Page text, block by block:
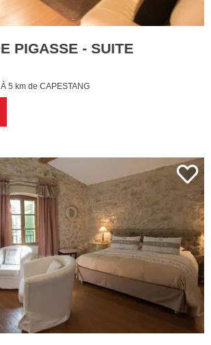
PIGASSE - SUITE
À 5 km de CAPESTANG